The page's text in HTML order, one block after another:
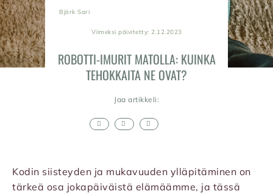
Björk Sari
Viimeksi päivitetty: 2.12.2023
ROBOTTI-IMURIT MATOLLA: KUINKA
TEHOKKAITA NE OVAT?
Jaa artikkeli:
Kodin siisteyden ja mukavuuden ylläpitäminen on
tärkeä osa jokapäiväistä elämäämme, ja tässä